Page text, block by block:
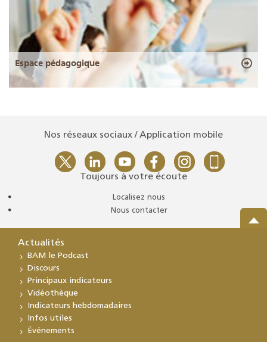
Espace pédagogique
Nos réseaux sociaux / Application mobile
Toujours à votre écoute
Localisez nous
Nous contacter
Actualités
BAM le Podcast
Discours
Principaux indicateurs
Vidéothèque
Indicateurs hebdomadaires
Infos utiles
Événements